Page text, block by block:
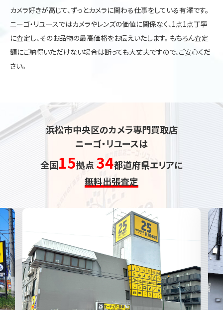
カメラ好きが高じて、ずっとカメラに関わる仕事をしている有澤です。
ニーゴ・リユースではカメラやレンズの価値に関係なく、1点1点丁寧
に査定し、そのお品物の最高価格をお伝えいたします。 もちろん査定
額にご納得いただけない場合は断っても大丈夫ですので、ご安心くだ
さい。
浜松市中央区のカメラ専門買取店
ニーゴ・リユースは
全国15拠点 34都道府県エリアに
無料出張査定